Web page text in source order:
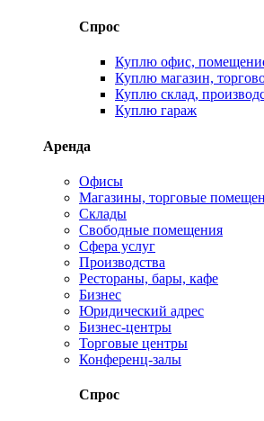
Спрос
Куплю офис,
Куплю магазин,
Куплю склад,
Куплю гараж
Аренда
Офисы
Магазины, торговые
Склады
Свободные помещения
Сфера услуг
Производства
Рестораны, бары, кафе
Бизнес
Юридический адрес
Бизнес-центры
Торговые центры
Конференц-залы
Спрос